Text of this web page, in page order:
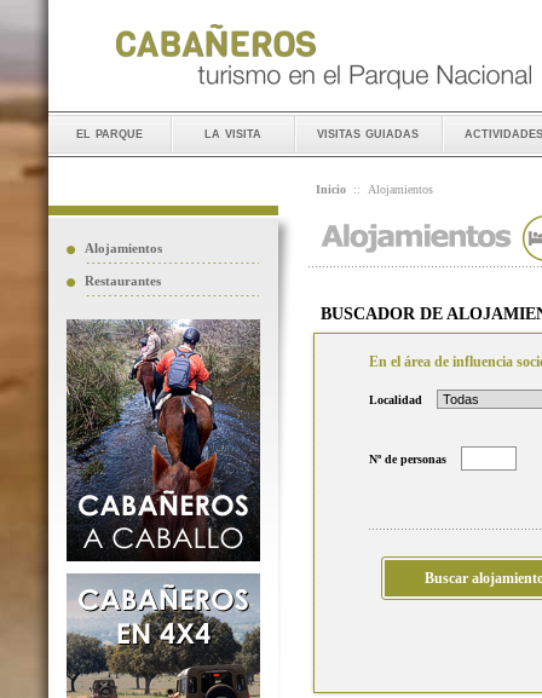
el parque la visita visitas guiadas actividades
Alojamientos
Restaurantes
Inicio :: Alojamientos
BUSCADOR DE
En el área de influencia
Localidad
Nº de personas